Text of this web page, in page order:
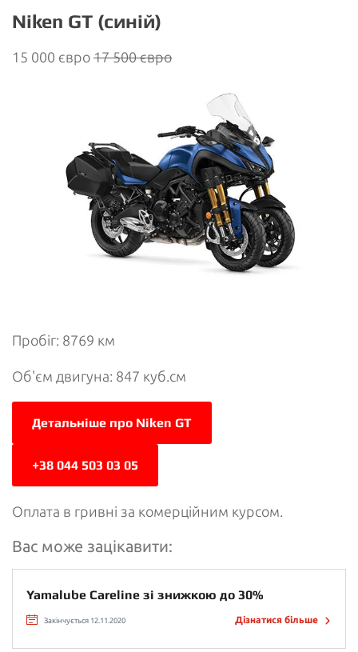
Niken GT (синій)
15 000 євро 17 500 євро
Пробіг: 8769 км
Об'єм двигуна: 847 куб.см
Детальніше про Niken GT
+38 044 503 03 05
Оплата в гривні за комерційним курсом.
Вас може зацікавити:
Yamalube Careline зі знижкою до 30%
Закінчується 12.11.2020 Дізнатися більше